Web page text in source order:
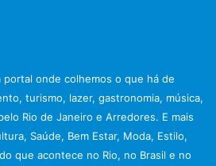
portal onde colhemos o que há de
turismo, lazer, gastronomia, música,
Rio de Janeiro e Arredores. E mais
Saúde, Bem Estar, Moda, Estilo,
que acontece no Rio, no Brasil e no